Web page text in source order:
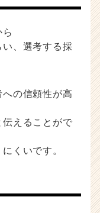
、選考する採
の信頼性が高
えることがで
くいです。